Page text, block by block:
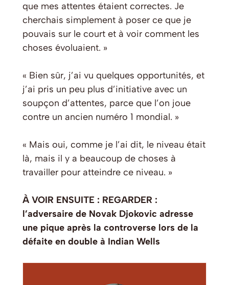
que mes attentes étaient correctes. Je
cherchais simplement à poser ce que je
pouvais sur le court et à voir comment les
choses évoluaient. »
« Bien sûr, j’ai vu quelques opportunités, et
j’ai pris un peu plus d’initiative avec un
soupçon d’attentes, parce que l’on joue
contre un ancien numéro 1 mondial. »
« Mais oui, comme je l’ai dit, le niveau était
là, mais il y a beaucoup de choses à
travailler pour atteindre ce niveau. »
À VOIR ENSUITE : REGARDER :
l’adversaire de Novak Djokovic adresse
une pique après la controverse lors de la
défaite en double à Indian Wells